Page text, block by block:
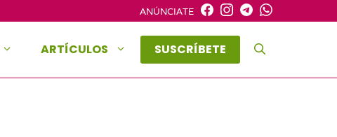
ANÚNCIATE
ARTÍCULOS SUSCRÍBETE